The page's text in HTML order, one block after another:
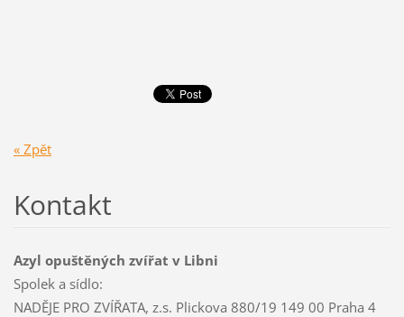
« Zpět
Kontakt
Azyl opuštěných zvířat v Libni
Spolek a sídlo:
NADĚJE PRO ZVÍŘATA, z.s. Plickova 880/19 149 00 Praha 4